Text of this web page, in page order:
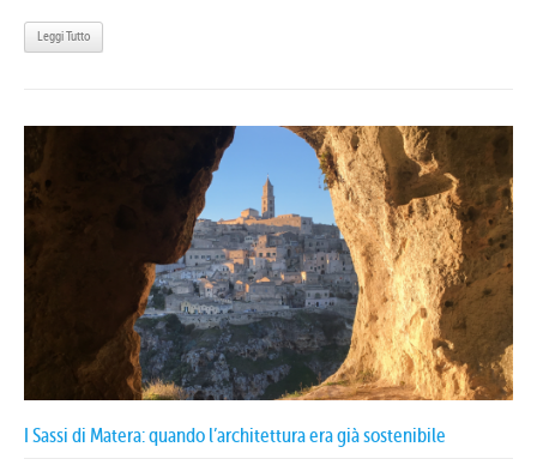
Leggi Tutto
I Sassi di Matera: quando l’architettura era già sostenibile